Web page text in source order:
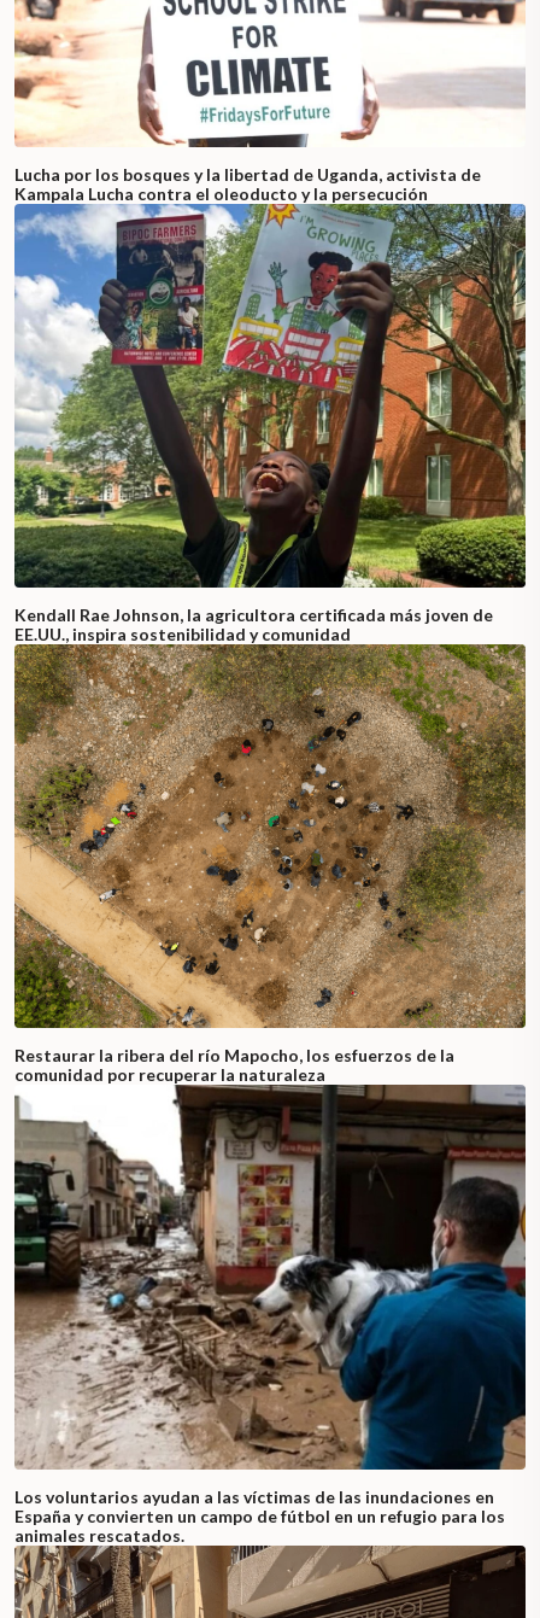
Lucha por los bosques y la libertad de Uganda, activista de
Kampala Lucha contra el oleoducto y la persecución
Kendall Rae Johnson, la agricultora certificada más joven de
EE.UU., inspira sostenibilidad y comunidad
Restaurar la ribera del río Mapocho, los esfuerzos de la
comunidad por recuperar la naturaleza
Los voluntarios ayudan a las víctimas de las inundaciones en
España y convierten un campo de fútbol en un refugio para los
animales rescatados.